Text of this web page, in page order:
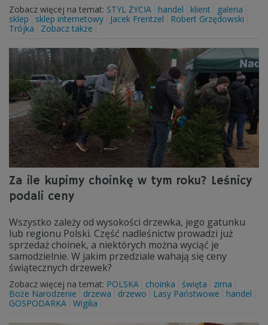
Zobacz więcej na temat: STYL ŻYCIA handel klient
galeria
sklep
sklep internetowy Jacek Frentzel
Robert Grzędowski
Trójka
Zobacz także
Za ile kupimy choinkę w tym roku? Leśnicy
podali ceny
Wszystko zależy od wysokości drzewka, jego gatunku
lub regionu Polski. Część nadleśnictw prowadzi już
sprzedaż choinek, a niektórych można wyciąć je
samodzielnie. W jakim przedziale wahają się ceny
świątecznych drzewek?
Zobacz więcej na temat: POLSKA choinka święta
zima
Boże Narodzenie
drzewa drzewo Lasy Państwowe
handel
GOSPODARKA Wigilia